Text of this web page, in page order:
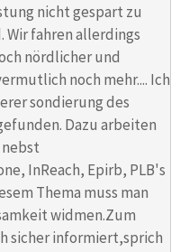
nicht gespart zu
fahren allerdings
nördlicher und
noch mehr.... Ich
sondierung des
Dazu arbeiten
InReach, Epirb, PLB's
Thema muss man
widmen.Zum
sicher informiert,sprich